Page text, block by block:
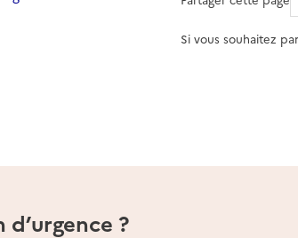
Si vous souhaitez
?